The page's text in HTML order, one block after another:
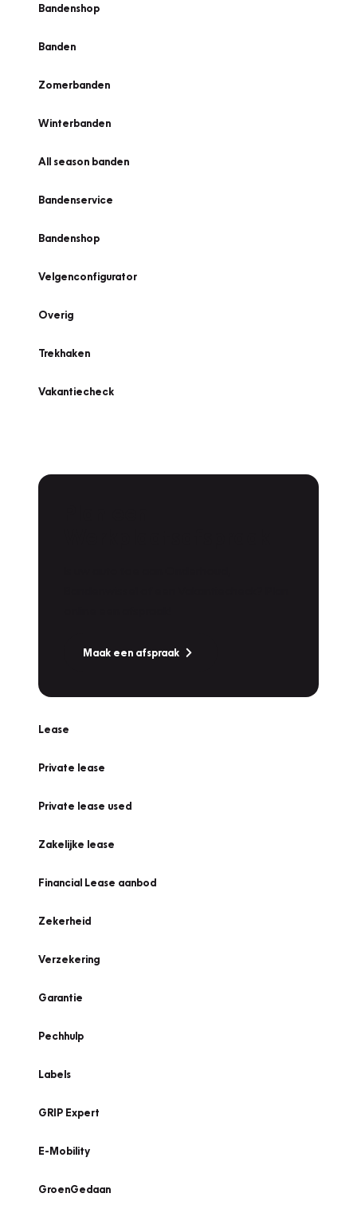
Bandenshop
Banden
Zomerbanden
Winterbanden
All season banden
Bandenservice
Bandenshop
Velgenconfigurator
Overig
Trekhaken
Vakantiecheck
Maak een afspraak
Lease
Private lease
Private lease used
Zakelijke lease
Financial Lease aanbod
Zekerheid
Verzekering
Garantie
Pechhulp
Labels
GRIP Expert
E-Mobility
GroenGedaan